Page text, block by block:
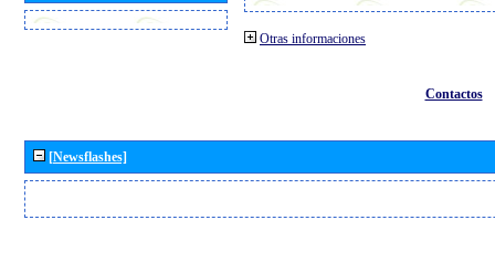
Otras informaciones
Contactos
[Newsflashes]